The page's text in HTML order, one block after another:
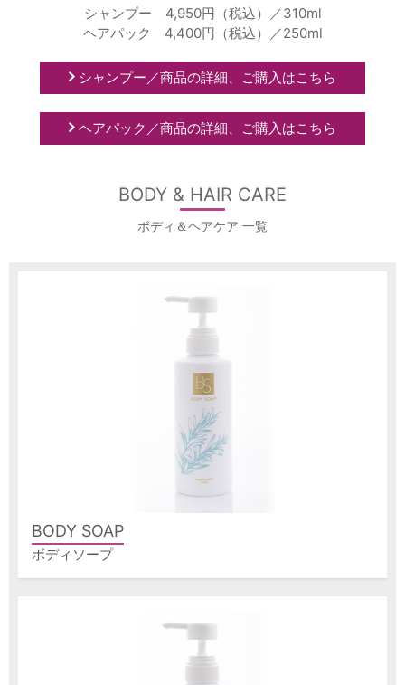
シャンプー 4,950円（税込）／310ml
ヘアパック 4,400円（税込）／250ml
シャンプー／商品の詳細、ご購入はこちら
ヘアパック／商品の詳細、ご購入はこちら
BODY & HAIR CARE
ボディ＆ヘアケア 一覧
BODY SOAP
ボディソープ